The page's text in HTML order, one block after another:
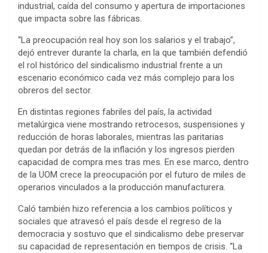
industrial, caída del consumo y apertura de importaciones
que impacta sobre las fábricas.
“La preocupación real hoy son los salarios y el trabajo”,
dejó entrever durante la charla, en la que también defendió
el rol histórico del sindicalismo industrial frente a un
escenario económico cada vez más complejo para los
obreros del sector.
En distintas regiones fabriles del país, la actividad
metalúrgica viene mostrando retrocesos, suspensiones y
reducción de horas laborales, mientras las paritarias
quedan por detrás de la inflación y los ingresos pierden
capacidad de compra mes tras mes. En ese marco, dentro
de la UOM crece la preocupación por el futuro de miles de
operarios vinculados a la producción manufacturera.
Caló también hizo referencia a los cambios políticos y
sociales que atravesó el país desde el regreso de la
democracia y sostuvo que el sindicalismo debe preservar
su capacidad de representación en tiempos de crisis. “La